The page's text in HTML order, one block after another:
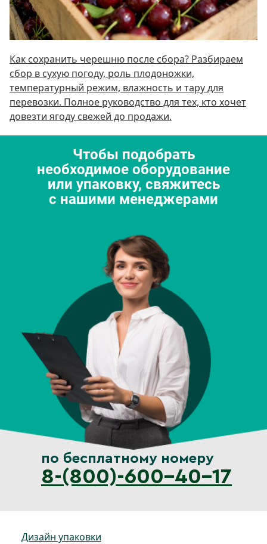
Как сохранить черешню после сбора? Разбираем
сбор в сухую погоду, роль плодоножки,
температурный режим, влажность и тару для
перевозки. Полное руководство для тех, кто хочет
довезти ягоду свежей до продажи.
Чтобы подобрать
необходимое оборудование
или упаковку, свяжитесь
с нашими менеджерами
по бесплатному номеру
8-(800)-600-40-17
Дизайн упаковки